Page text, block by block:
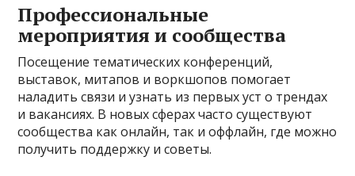
Профессиональные
мероприятия и сообщества
Посещение тематических конференций,
выставок, митапов и воркшопов помогает
наладить связи и узнать из первых уст о трендах
и вакансиях. В новых сферах часто существуют
сообщества как онлайн, так и оффлайн, где можно
получить поддержку и советы.